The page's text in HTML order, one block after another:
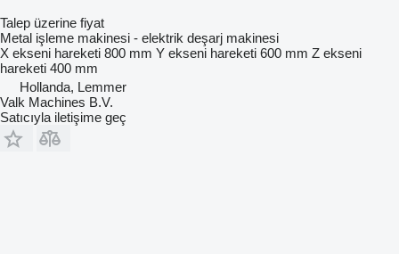
Talep üzerine fiyat
Metal işleme makinesi - elektrik deşarj makinesi
X ekseni hareketi 800 mm Y ekseni hareketi 600 mm Z ekseni
hareketi 400 mm
Hollanda, Lemmer
Valk Machines B.V.
Satıcıyla iletişime geç